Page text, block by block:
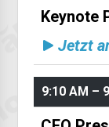
Keynote
Jetzt
9:10 AM –